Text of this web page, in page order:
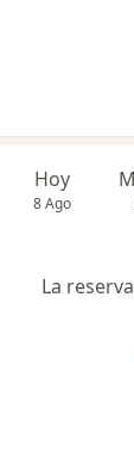
Hoy
8 Ago
La